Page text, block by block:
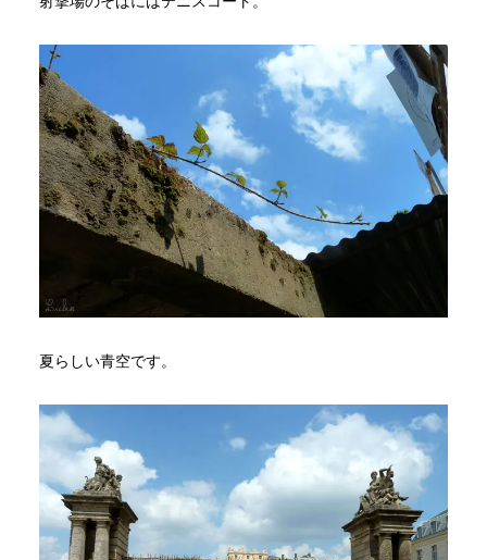
夏らしい青空です。